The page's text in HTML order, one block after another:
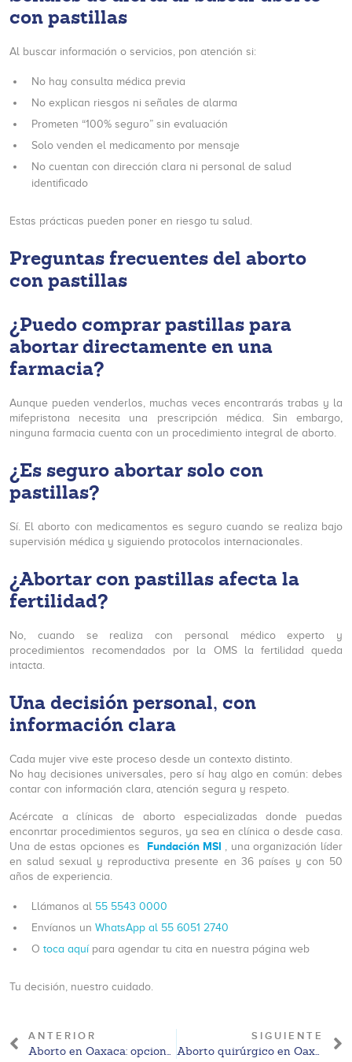
con pastillas
Al buscar información o servicios, pon atención si:
No hay consulta médica previa
No explican riesgos ni señales de alarma
Prometen “100% seguro” sin evaluación
Solo venden el medicamento por mensaje
No cuentan con dirección clara ni personal de salud
identificado
Estas prácticas pueden poner en riesgo tu salud.
Preguntas frecuentes del aborto
con pastillas
¿Puedo comprar pastillas para
abortar directamente en una
farmacia?
Aunque pueden venderlos, muchas veces encontrarás trabas y la
mifepristona necesita una prescripción médica. Sin embargo,
ninguna farmacia cuenta con un procedimiento integral de aborto.
¿Es seguro abortar solo con
pastillas?
Sí. El aborto con medicamentos es seguro cuando se realiza bajo
supervisión médica y siguiendo protocolos internacionales.
¿Abortar con pastillas afecta la
fertilidad?
No, cuando se realiza con personal médico experto y
procedimientos recomendados por la OMS la fertilidad queda
intacta.
Una decisión personal, con
información clara
Cada mujer vive este proceso desde un contexto distinto.
No hay decisiones universales, pero sí hay algo en común: debes
contar con información clara, atención segura y respeto.
Acércate a clínicas de aborto especializadas donde puedas
enconrtar procedimientos seguros, ya sea en clínica o desde casa.
Una de estas opciones es
Fundación MSI , una organización líder
en salud sexual y reproductiva presente en 36 países y con 50
años de experiencia.
Llámanos al 55 5543 0000
Envíanos un WhatsApp al 55 6051 2740
O toca aquípara agendar tu cita en nuestra página web
Tu decisión, nuestro cuidado.
ANTERIOR
Aborto en Oaxaca: opciones legales y orientación médica general
SIGUIENTE
Aborto quirúrgico en Oaxaca: qué es, cuándo se considera y precios aproximados 2026